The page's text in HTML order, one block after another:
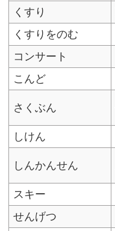
くすり
くすりをのむ
コンサート
こんど
さくぶん
しけん
しんかんせん
スキー
せんげつ